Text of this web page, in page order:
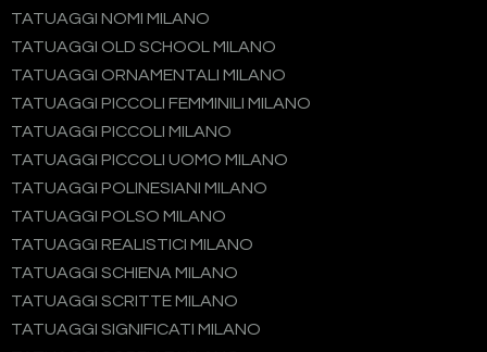
TATUAGGI NOMI MILANO
TATUAGGI OLD SCHOOL MILANO
TATUAGGI ORNAMENTALI MILANO
TATUAGGI PICCOLI FEMMINILI MILANO
TATUAGGI PICCOLI MILANO
TATUAGGI PICCOLI UOMO MILANO
TATUAGGI POLINESIANI MILANO
TATUAGGI POLSO MILANO
TATUAGGI REALISTICI MILANO
TATUAGGI SCHIENA MILANO
TATUAGGI SCRITTE MILANO
TATUAGGI SIGNIFICATI MILANO